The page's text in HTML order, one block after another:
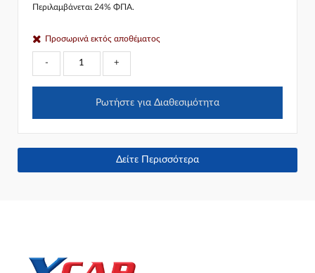
Περιλαμβάνεται 24% ΦΠΑ.
Προσωρινά εκτός αποθέματος
- +
Ρωτήστε για Διαθεσιμότητα
Δείτε Περισσότερα